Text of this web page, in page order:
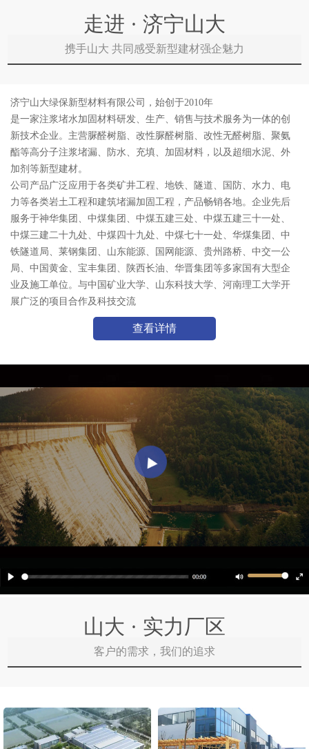
走进 · 济宁山大
携手山大 共同感受新型建材强企魅力
济宁山大绿保新型材料有限公司，始创于2010年
是一家注浆堵水加固材料研发、生产、销售与技术服务为一体的创
新技术企业。主营脲醛树脂、改性脲醛树脂、改性无醛树脂、聚氨
酯等高分子注浆堵漏、防水、充填、加固材料，以及超细水泥、外
加剂等新型建材。
公司产品广泛应用于各类矿井工程、地铁、隧道、国防、水力、电
力等各类岩土工程和建筑堵漏加固工程，产品畅销各地。企业先后
服务于神华集团、中煤集团、中煤五建三处、中煤五建三十一处、
中煤三建二十九处、中煤四十九处、中煤七十一处、华煤集团、中
铁隧道局、莱钢集团、山东能源、国网能源、贵州路桥、中交一公
局、中国黄金、宝丰集团、陕西长油、华晋集团等多家国有大型企
业及施工单位。与中国矿业大学、山东科技大学、河南理工大学开
展广泛的项目合作及科技交流
查看详情
山大 · 实力厂区
客户的需求，我们的追求